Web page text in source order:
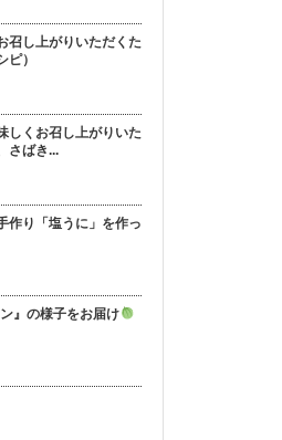
召し上がりいただくた
）
しくお召し上がりいた
さばき...
作り「塩うに」を作っ
』の様子をお届け